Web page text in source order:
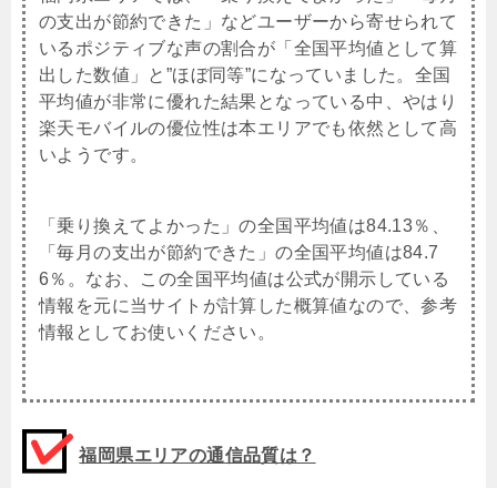
の支出が節約できた」などユーザーから寄せられて
いるポジティブな声の割合が「全国平均値として算
出した数値」と”ほぼ同等”になっていました。全国
平均値が非常に優れた結果となっている中、やはり
楽天モバイルの優位性は本エリアでも依然として高
いようです。
「乗り換えてよかった」の全国平均値は84.13％、
「毎月の支出が節約できた」の全国平均値は84.7
6％。なお、この全国平均値は公式が開示している
情報を元に当サイトが計算した概算値なので、参考
情報としてお使いください。
福岡県エリアの通信品質は？